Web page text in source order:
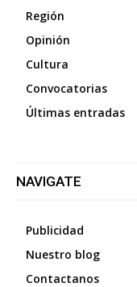
Región
Opinión
Cultura
Convocatorias
Últimas entradas
NAVIGATE
Publicidad
Nuestro blog
Contactanos